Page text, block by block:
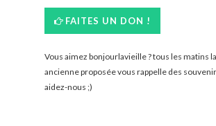
FAITES UN DON !
Vous aimez bonjourlavieille ? tous les matins
ancienne proposée vous rappelle des
aidez-nous ;)